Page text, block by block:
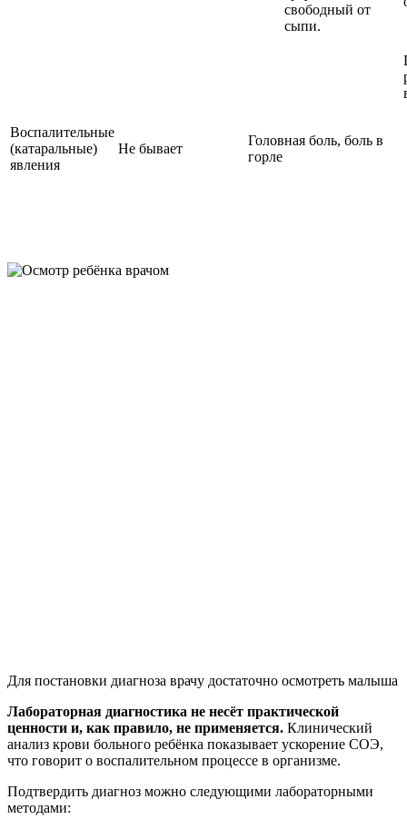
свободный от
сыпи.
Воспалительные
(катаральные)
явления
Не бывает
Головная боль, боль в
горле
Для постановки диагноза врачу достаточно осмотреть малыша
Лабораторная диагностика не несёт практической
ценности и, как правило, не применяется. Клинический
анализ крови больного ребёнка показывает ускорение СОЭ,
что говорит о воспалительном процессе в организме.
Подтвердить диагноз можно следующими лабораторными
методами: